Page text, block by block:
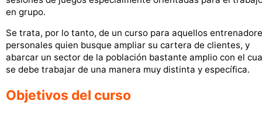
en grupo.
Se trata, por lo tanto, de un curso para aquellos
personales quien busque ampliar su cartera de clientes, y
abarcar un sector de la población bastante amplio con el
se debe trabajar de una manera muy distinta y específica.
Objetivos del curso